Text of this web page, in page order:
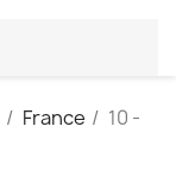
France
10 -